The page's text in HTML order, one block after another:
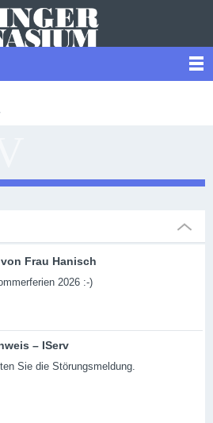
Frau Hanisch
2026 :-)
– IServ
Sie die Störungsmeldung.